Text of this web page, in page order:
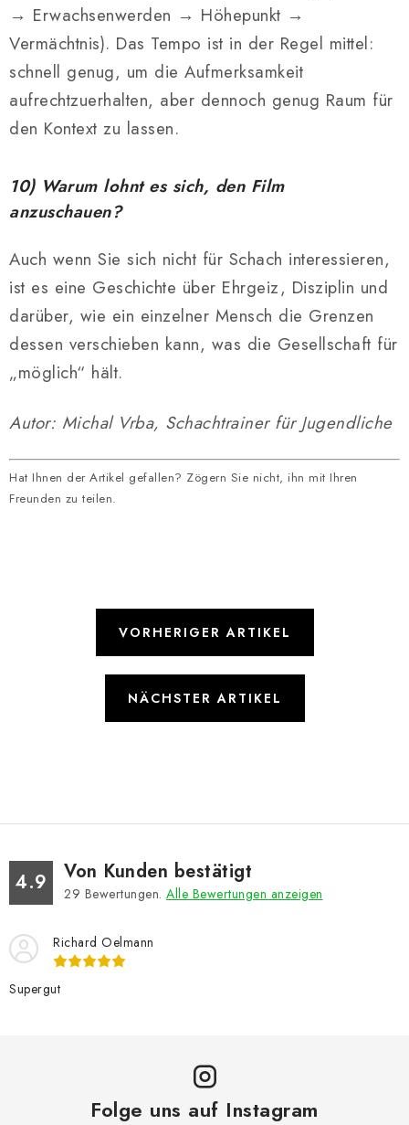
→ Erwachsenwerden → Höhepunkt →
Vermächtnis). Das Tempo ist in der Regel mittel:
schnell genug, um die Aufmerksamkeit
aufrechtzuerhalten, aber dennoch genug Raum für
den Kontext zu lassen.
10) Warum lohnt es sich, den Film
anzuschauen?
Auch wenn Sie sich nicht für Schach interessieren,
ist es eine Geschichte über Ehrgeiz, Disziplin und
darüber, wie ein einzelner Mensch die Grenzen
dessen verschieben kann, was die Gesellschaft für
„möglich“ hält.
Autor: Michal Vrba, Schachtrainer für Jugendliche
Hat Ihnen der Artikel gefallen? Zögern Sie nicht, ihn mit Ihren
Freunden zu teilen.
VORHERIGER ARTIKEL
NÄCHSTER ARTIKEL
4.9 Von Kunden bestätigt
29 Bewertungen. Alle Bewertungen anzeigen
Richard Oelmann
Supergut
Folge uns auf Instagram